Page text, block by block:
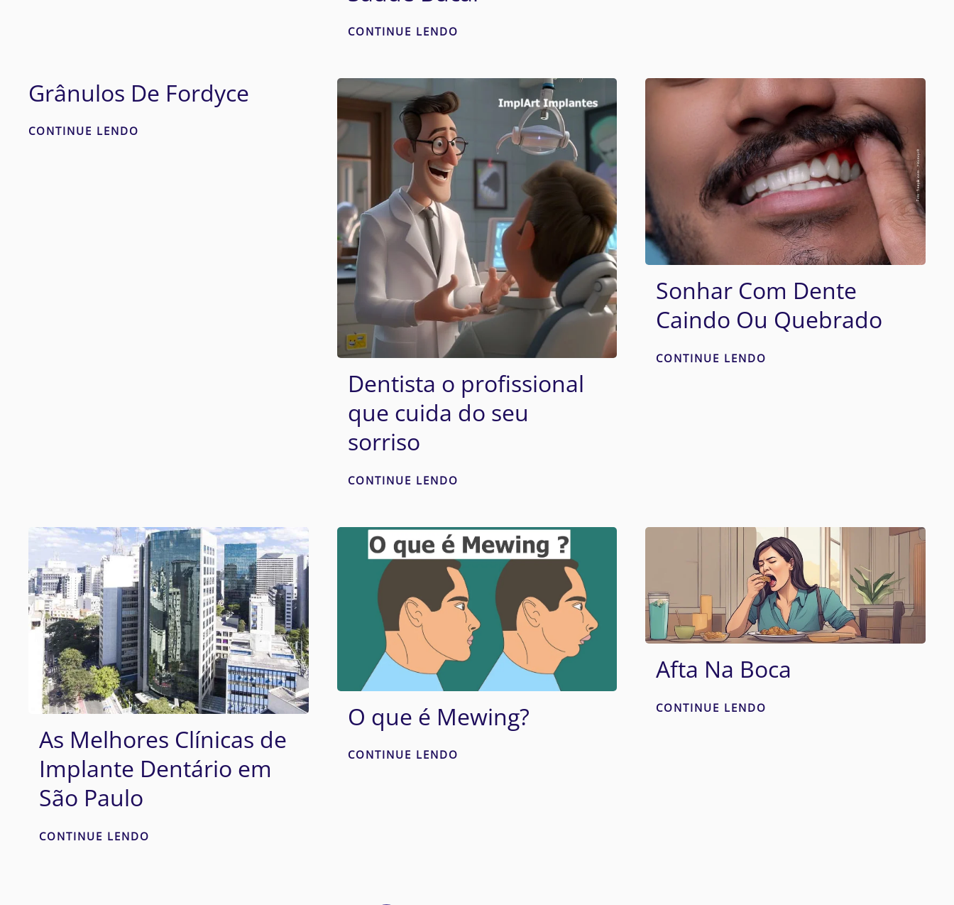
CONTINUE LENDO
Grânulos De Fordyce
CONTINUE LENDO
Dentista o profissional
que cuida do seu
sorriso
CONTINUE LENDO
Sonhar Com Dente
Caindo Ou Quebrado
CONTINUE LENDO
As Melhores Clínicas de
Implante Dentário em
São Paulo
CONTINUE LENDO
O que é Mewing?
CONTINUE LENDO
Afta Na Boca
CONTINUE LENDO